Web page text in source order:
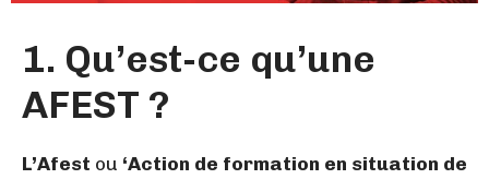
1. Qu’est-ce qu’une
AFEST ?
L’Afest ou ‘Action de formation en situation de